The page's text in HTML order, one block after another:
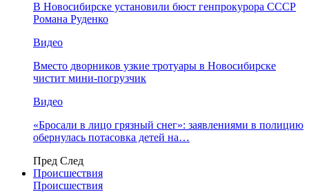
В Новосибирске установили бюст генпрокурора СССР
Романа Руденко
Видео
Вместо дворников узкие тротуары в Новосибирске
чистит мини-погрузчик
Видео
«Бросали в лицо грязный снег»: заявлениями в полицию
обернулась потасовка детей на…
Пред След
Происшествия
Происшествия